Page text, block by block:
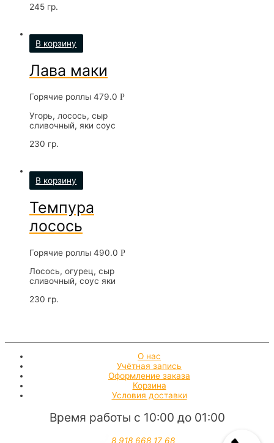
245 гр.
В корзину
Лава маки
Горячие роллы 479.0 Р
Угорь, лосось, сыр
сливочный, яки соус
230 гр.
В корзину
Темпура
лосось
Горячие роллы 490.0 Р
Лосось, огурец, сыр
сливочный, соус яки
230 гр.
О нас
Учётная запись
Оформление заказа
Корзина
Условия доставки
Время работы с 10:00 до 01:00
8 918 668 17 68